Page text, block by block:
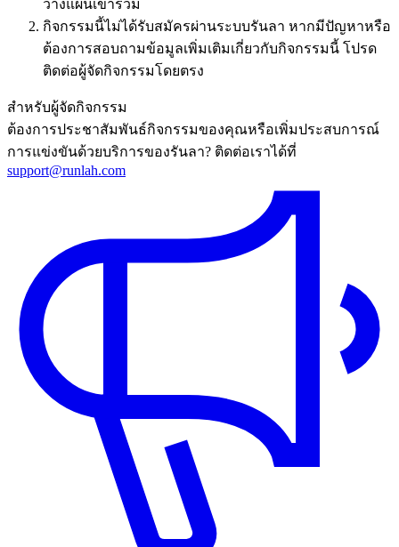
วางแผนเข้าร่วม
กิจกรรมนี้ไม่ได้รับสมัครผ่านระบบรันลา หากมีปัญหาหรือ
ต้องการสอบถามข้อมูลเพิ่มเติมเกี่ยวกับกิจกรรมนี้ โปรด
ติดต่อผู้จัดกิจกรรมโดยตรง
สำหรับผู้จัดกิจกรรม
ต้องการประชาสัมพันธ์กิจกรรมของคุณหรือเพิ่มประสบการณ์
การแข่งขันด้วยบริการของรันลา? ติดต่อเราได้ที่
support@runlah.com